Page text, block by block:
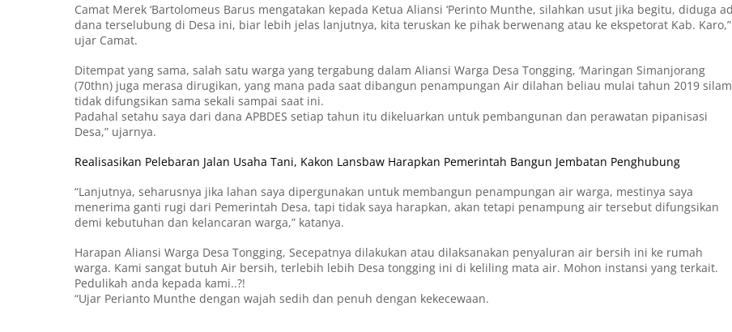
Camat Merek ‘Bartolomeus Barus mengatakan kepada Ketua Aliansi ‘Perinto Munthe, silahkan usut jika begitu, diduga
dana terselubung di Desa ini, biar lebih jelas lanjutnya, kita teruskan ke pihak berwenang atau ke ekspetorat Kab. Karo,”
ujar Camat.
Ditempat yang sama, salah satu warga yang tergabung dalam Aliansi Warga Desa Tongging, ‘Maringan Simanjorang
(70thn) juga merasa dirugikan, yang mana pada saat dibangun penampungan Air dilahan beliau mulai tahun 2019 silam
tidak difungsikan sama sekali sampai saat ini.
Padahal setahu saya dari dana APBDES setiap tahun itu dikeluarkan untuk pembangunan dan perawatan pipanisasi
Desa,” ujarnya.
Realisasikan Pelebaran Jalan Usaha Tani, Kakon Lansbaw Harapkan Pemerintah Bangun Jembatan Penghubung
“Lanjutnya, seharusnya jika lahan saya dipergunakan untuk membangun penampungan air warga, mestinya saya
menerima ganti rugi dari Pemerintah Desa, tapi tidak saya harapkan, akan tetapi penampung air tersebut difungsikan
demi kebutuhan dan kelancaran warga,” katanya.
Harapan Aliansi Warga Desa Tongging, Secepatnya dilakukan atau dilaksanakan penyaluran air bersih ini ke rumah
warga. Kami sangat butuh Air bersih, terlebih lebih Desa tongging ini di keliling mata air. Mohon instansi yang terkait.
Pedulikah anda kepada kami..?!
“Ujar Perianto Munthe dengan wajah sedih dan penuh dengan kekecewaan.